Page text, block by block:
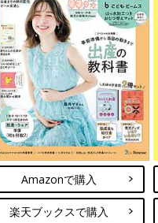
Amazonで購入
楽天ブックスで購入